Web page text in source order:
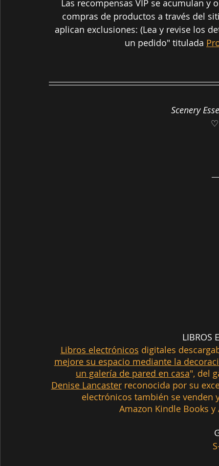
Las recompensas VIP se acumulan y
compras de productos a través del
aplican exclusiones: (Lea y revise los
un pedido" titulada
Scenery
LIBROS
Libros electrónicos digitales
mejore su espacio mediante la
un galería de pared en casa", del
Denise Lancaster reconocida por su
electrónicos también se
Amazon Kindle Books